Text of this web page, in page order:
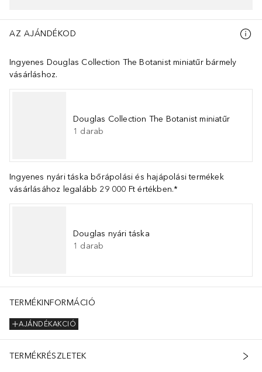
AZ AJÁNDÉKOD
Ingyenes Douglas Collection The Botanist miniatűr bármely
vásárláshoz.
Douglas Collection The Botanist miniatűr
1 darab
Ingyenes nyári táska bőrápolási és hajápolási termékek
vásárlásához legalább 29 000 Ft értékben.*
Douglas nyári táska
1 darab
TERMÉKINFORMÁCIÓ
AJÁNDÉKAKCIÓ
TERMÉKRÉSZLETEK